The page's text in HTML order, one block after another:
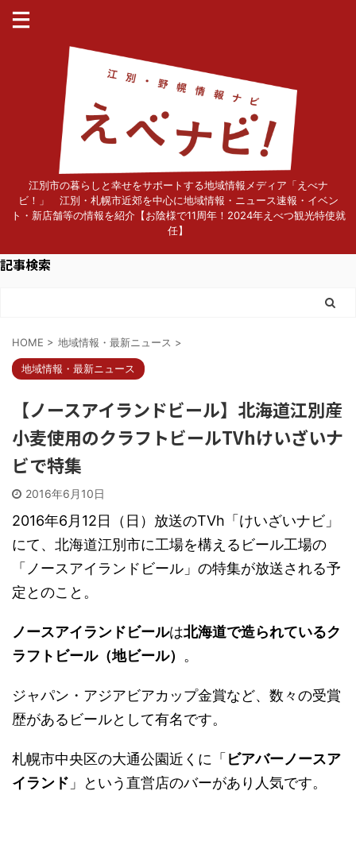
江別市の暮らしと幸せをサポートする地域情報メディア「えべナ
ビ！」 江別・札幌市近郊を中心に地域情報・ニュース速報・イベン
ト・新店舗等の情報を紹介【お陰様で11周年！2024年えべつ観光特使就
任】
記事検索
HOME > 地域情報・最新ニュース >
地域情報・最新ニュース
【ノースアイランドビール】北海道江別産
小麦使用のクラフトビールTVhけいざいナ
ビで特集
2016年6月10日
2016年6月12日（日）放送のTVh「けいざいナビ」
にて、北海道江別市に工場を構えるビール工場の
「ノースアイランドビール」の特集が放送される予
定とのこと。
ノースアイランドビールは北海道で造られているク
ラフトビール（地ビール） 。
ジャパン・アジアビアカップ金賞など、数々の受賞
歴があるビールとして有名です。
札幌市中央区の大通公園近くに「 ビアバーノースア
イランド 」という直営店のバーがあり人気です。